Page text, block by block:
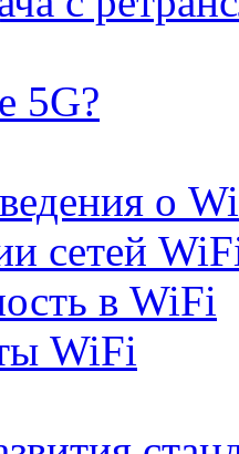
5G?
о
сетей
в WiFi
WiFi